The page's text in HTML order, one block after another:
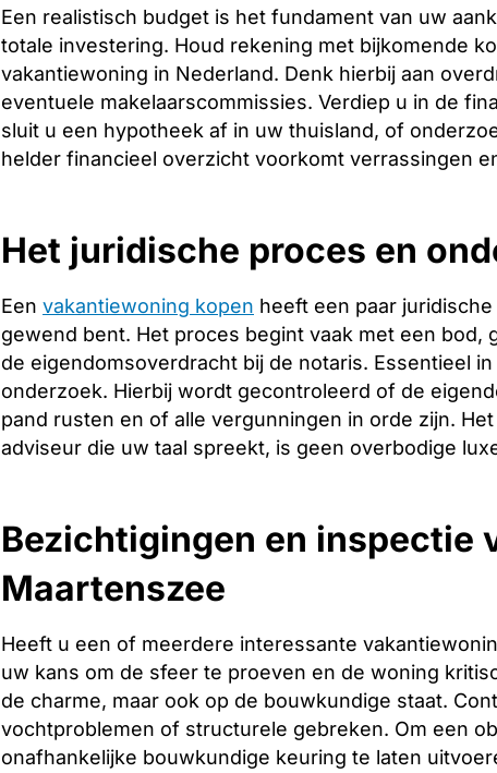
Een realistisch budget is het fundament van uw
totale investering. Houd rekening met bijkomende
vakantiewoning in Nederland. Denk hierbij aan
eventuele makelaarscommissies. Verdiep u in de
sluit u een hypotheek af in uw thuisland, of
helder financieel overzicht voorkomt verrassingen
Het juridische proces en
Een vakantiewoning kopen heeft een paar
gewend bent. Het proces begint vaak met een
de eigendomsoverdracht bij de notaris. Essentieel
onderzoek. Hierbij wordt gecontroleerd of de
pand rusten en of alle vergunningen in orde zijn.
adviseur die uw taal spreekt, is geen overbodige
Bezichtigingen en inspectie
Maartenszee
Heeft u een of meerdere interessante
uw kans om de sfeer te proeven en de woning
de charme, maar ook op de bouwkundige staat.
vochtproblemen of structurele gebreken. Om een
onafhankelijke bouwkundige keuring te laten